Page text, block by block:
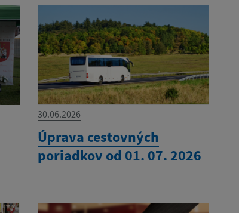
30.06.2026
Úprava cestovných
poriadkov od 01. 07. 2026